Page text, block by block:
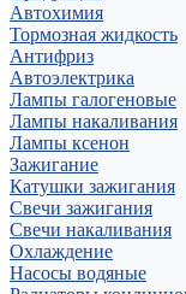
Автохимия
Тормозная жидкость
Антифриз
Автоэлектрика
Лампы галогеновые
Лампы накаливания
Лампы ксенон
Зажигание
Катушки зажигания
Свечи зажигания
Свечи накаливания
Охлаждение
Насосы водяные